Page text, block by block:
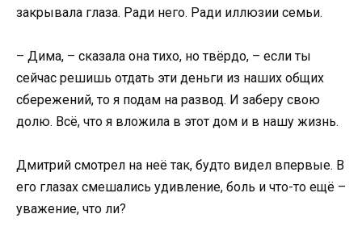
закрывала глаза. Ради него. Ради иллюзии семьи.
– Дима, – сказала она тихо, но твёрдо, – если ты
сейчас решишь отдать эти деньги из наших общих
сбережений, то я подам на развод. И заберу свою
долю. Всё, что я вложила в этот дом и в нашу жизнь.
Дмитрий смотрел на неё так, будто видел впервые. В
его глазах смешались удивление, боль и что-то ещё –
уважение, что ли?